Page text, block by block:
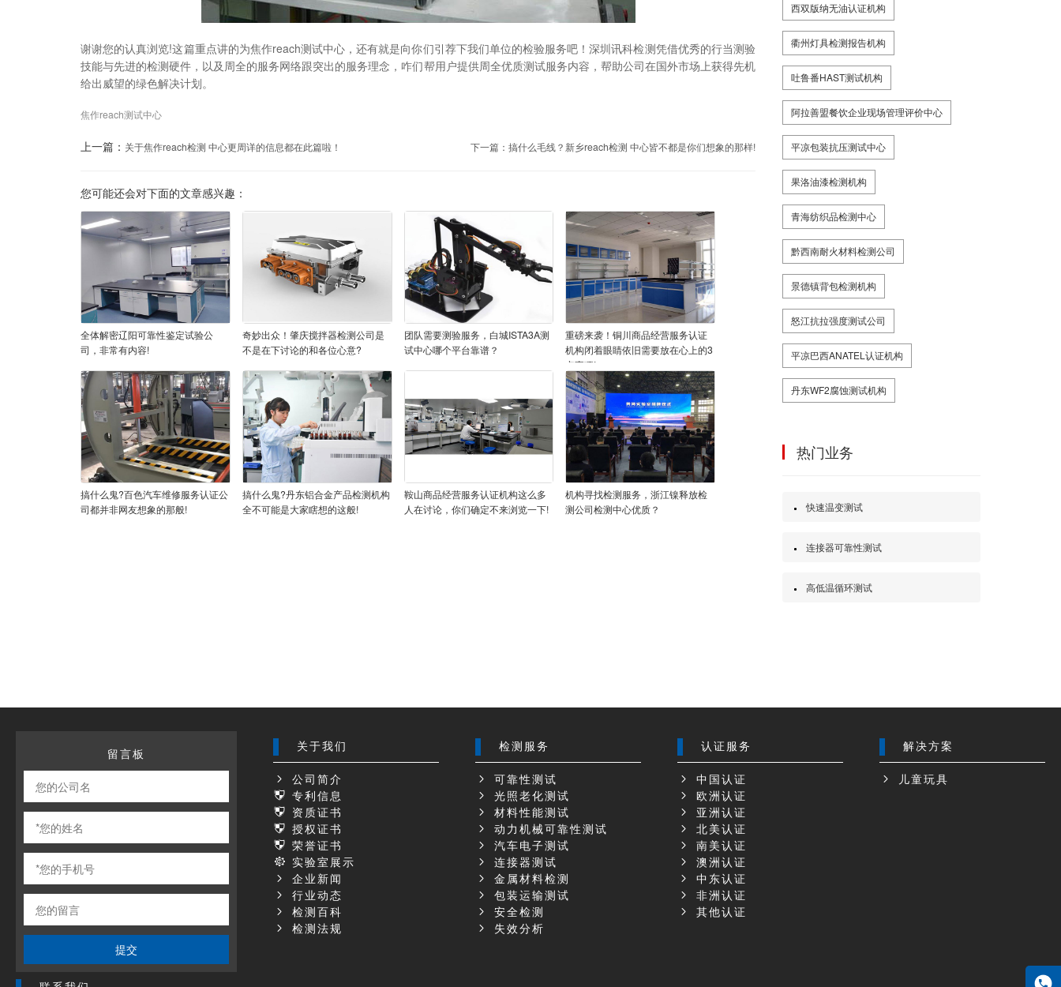
谢谢您的认真浏览!这篇重点讲的为焦作reach测试中心，还有就是向你们引荐下我们单位的检验服务吧！深圳讯科检测凭借优秀的行当测验
技能与先进的检测硬件，以及周全的服务网络跟突出的服务理念，咋们帮用户提供周全优质测试服务内容，帮助公司在国外市场上获得先机
给出威望的绿色解决计划。
焦作reach测试中心
上一篇： 关于焦作reach检测 中心更周详的信息都在此篇啦！ 下一篇： 搞什么毛线？新乡reach检测 中心皆不都是你们想象的那样!
您可能还会对下面的文章感兴趣：
全体解密辽阳可靠性鉴定试验公
司，非常有内容!
奇妙出众！肇庆搅拌器检测公司是
不是在下讨论的和各位心意?
团队需要测验服务，白城ISTA3A测
试中心哪个平台靠谱？
重磅来袭！铜川商品经营服务认证
机构闭着眼睛依旧需要放在心上的3
点事项!
搞什么鬼?百色汽车维修服务认证公
司都并非网友想象的那般!
搞什么鬼?丹东铝合金产品检测机构
全不可能是大家瞎想的这般!
鞍山商品经营服务认证机构这么多
人在讨论，你们确定不来浏览一下!
机构寻找检测服务，浙江镍释放检
测公司检测中心优质？
西双版纳无油认证机构
衢州灯具检测报告机构
吐鲁番HAST测试机构
阿拉善盟餐饮企业现场管理评价中心
平凉包装抗压测试中心
果洛油漆检测机构
青海纺织品检测中心
黔西南耐火材料检测公司
景德镇背包检测机构
怒江抗拉强度测试公司
平凉巴西ANATEL认证机构
丹东WF2腐蚀测试机构
热门业务
快速温变测试
连接器可靠性测试
高低温循环测试
留言板
提交
关于我们
公司简介
专利信息
资质证书
授权证书
荣誉证书
实验室展示
企业新闻
行业动态
检测百科
检测法规
检测服务
可靠性测试
光照老化测试
材料性能测试
动力机械可靠性测试
汽车电子测试
连接器测试
金属材料检测
包装运输测试
安全检测
失效分析
认证服务
中国认证
欧洲认证
亚洲认证
北美认证
南美认证
澳洲认证
中东认证
非洲认证
其他认证
解决方案
儿童玩具